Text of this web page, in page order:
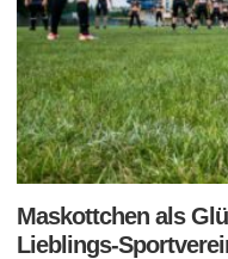
Maskottchen als
Lieblings-